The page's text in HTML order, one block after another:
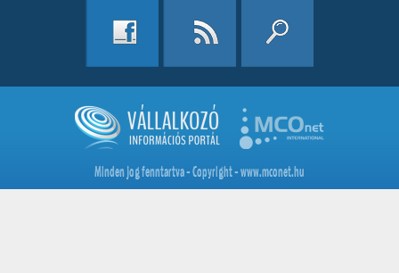
Minden jog fenntartva - Copyright - www.mconet.hu